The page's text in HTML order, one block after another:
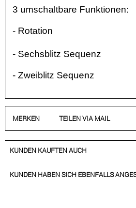
3 umschaltbare Funktionen:
- Rotation
- Sechsblitz Sequenz
- Zweiblitz Sequenz
MERKEN TEILEN VIA MAIL
KUNDEN KAUFTEN AUCH
KUNDEN HABEN SICH EBENFALLS